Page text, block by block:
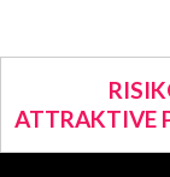
ATTRAKTIVE